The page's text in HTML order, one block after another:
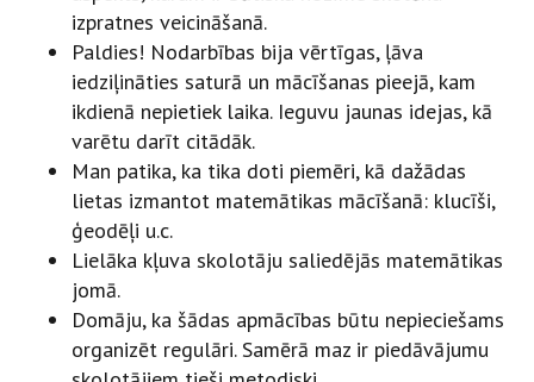
izpratnes veicināšanā.
Paldies! Nodarbības bija vērtīgas, ļāva
iedziļināties saturā un mācīšanas pieejā, kam
ikdienā nepietiek laika. Ieguvu jaunas idejas, kā
varētu darīt citādāk.
Man patika, ka tika doti piemēri, kā dažādas
lietas izmantot matemātikas mācīšanā: klucīši,
ģeodēļi u.c.
Lielāka kļuva skolotāju saliedējās matemātikas
jomā.
Domāju, ka šādas apmācības būtu nepieciešams
organizēt regulāri. Samērā maz ir piedāvājumu